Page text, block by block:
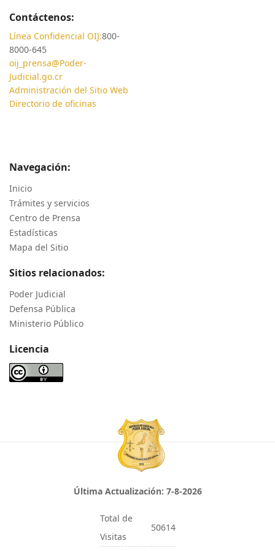
Contáctenos:
Línea Confidencial OIJ:800-
8000-645
oij_prensa@Poder-
Judicial.go.cr
Administración del Sitio Web
Directorio de oficinas
Navegación:
Inicio
Trámites y servicios
Centro de Prensa
Estadísticas
Mapa del Sitio
Sitios relacionados:
Poder Judicial
Defensa Pública
Ministerio Público
Licencia
Última Actualización: 7-8-2026
Total de
Visitas
50614